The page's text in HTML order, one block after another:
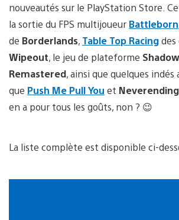
nouveautés sur le PlayStation Store.
la sortie du FPS multijoueur Battleborn
de Borderlands, Table Top Racingdes
Wipeout, le jeu de plateforme
Remastered, ainsi que quelques
que Push Me Pull You et
en a pour tous les goûts, non ? 😉
La liste complète est disponible ci-